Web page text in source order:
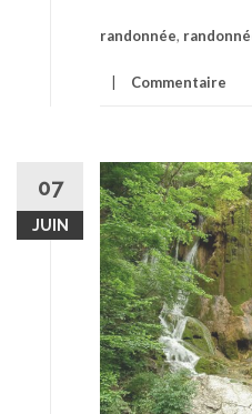
randonnée,
Commentaire
07
JUIN